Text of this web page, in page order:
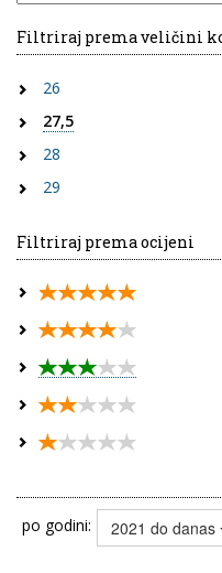
Filtriraj prema veličini
26
27,5
28
29
Filtriraj prema ocijeni
po godini: 2021 do danas